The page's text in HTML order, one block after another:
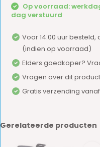
Op voorraad:
dag verstuurd
Voor 14.00 uur
(indien op voorraad)
Elders goedkoper?
Vragen over dit
Gratis verzending
Gerelateerde producten